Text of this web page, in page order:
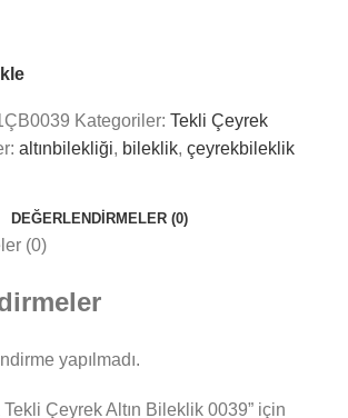
Kategoriler: Tekli Çeyrek
altınbilekliği, bileklik, çeyrekbileklik
DEĞERLENDIRMELER (0)
(0)
yapılmadı.
Tekli Çeyrek Altın Bileklik 0039” için